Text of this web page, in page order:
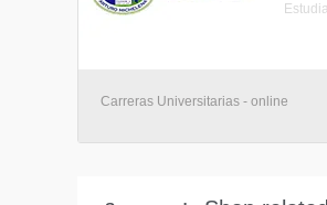
Carreras Universitarias - online